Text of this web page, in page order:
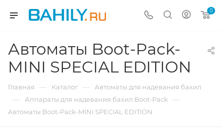
0
Автоматы Boot-Pack-
MINI SPECIAL EDITION
Главная — Каталог — Автоматы для надевания бахил
— Аппараты для надевания бахил Boot-Pack —
Автоматы Boot-Pack-MINI SPECIAL EDITION